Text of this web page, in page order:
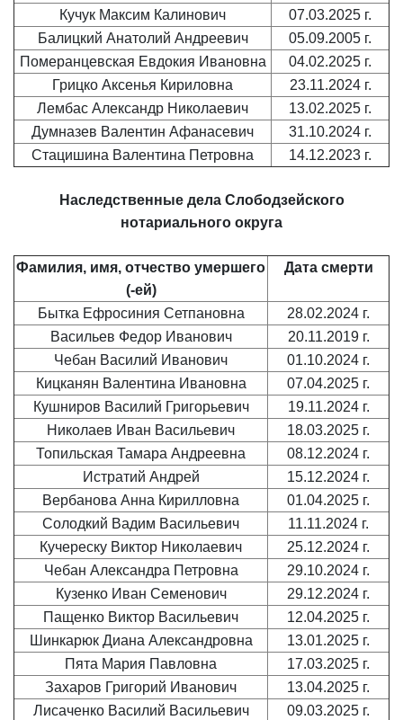
Кучук Максим Калинович
07.03.2025 г.
Балицкий Анатолий Андреевич
05.09.2005 г.
Померанцевская Евдокия Ивановна
04.02.2025 г.
Грицко Аксенья Кириловна
23.11.2024 г.
Лембас Александр Николаевич
13.02.2025 г.
Думназев Валентин Афанасевич
31.10.2024 г.
Стацишина Валентина Петровна
14.12.2023 г.
Наследственные дела Слободзейского
нотариального округа
Фамилия, имя, отчество умершего
(-ей)
Дата смерти
Бытка Ефросиния Сетпановна
28.02.2024 г.
Васильев Федор Иванович
20.11.2019 г.
Чебан Василий Иванович
01.10.2024 г.
Кицканян Валентина Ивановна
07.04.2025 г.
Кушниров Василий Григорьевич
19.11.2024 г.
Николаев Иван Васильевич
18.03.2025 г.
Топильская Тамара Андреевна
08.12.2024 г.
Истратий Андрей
15.12.2024 г.
Вербанова Анна Кирилловна
01.04.2025 г.
Солодкий Вадим Васильевич
11.11.2024 г.
Кучереску Виктор Николаевич
25.12.2024 г.
Чебан Александра Петровна
29.10.2024 г.
Кузенко Иван Семенович
29.12.2024 г.
Пащенко Виктор Васильевич
12.04.2025 г.
Шинкарюк Диана Александровна
13.01.2025 г.
Пята Мария Павловна
17.03.2025 г.
Захаров Григорий Иванович
13.04.2025 г.
Лисаченко Василий Васильевич
09.03.2025 г.